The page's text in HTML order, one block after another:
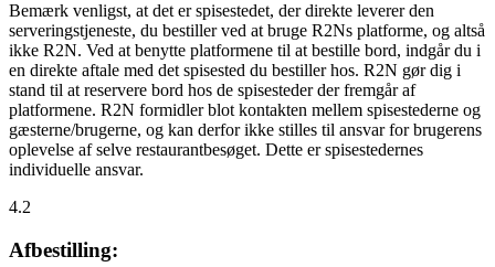
Bemærk venligst, at det er spisestedet, der direkte leverer den
serveringstjeneste, du bestiller ved at bruge R2Ns platforme, og altså
ikke R2N. Ved at benytte platformene til at bestille bord, indgår du i
en direkte aftale med det spisested du bestiller hos. R2N gør dig i
stand til at reservere bord hos de spisesteder der fremgår af
platformene. R2N formidler blot kontakten mellem spisestederne og
gæsterne/brugerne, og kan derfor ikke stilles til ansvar for brugerens
oplevelse af selve restaurantbesøget. Dette er spisestedernes
individuelle ansvar.
4.2
Afbestilling: